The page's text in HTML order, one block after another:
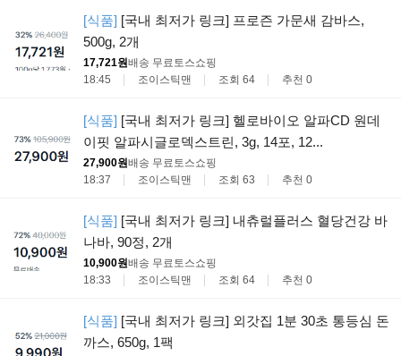
[식품] [국내 최저가 링크] 프로즌 가문새 감바스,
500g, 2개
17,721원배송 무료토스쇼핑
18:45
조이스틱맨 조회 64 추천 0
[식품] [국내 최저가 링크] 헬로바이오 알파CD 원데
이핏 알파시글로덱스트린, 3g, 14포, 12...
27,900원배송 무료토스쇼핑
18:37
조이스틱맨 조회 63 추천 0
[식품] [국내 최저가 링크] 내츄럴플러스 혈당건강 바
나바, 90정, 2개
10,900원배송 무료토스쇼핑
18:33
조이스틱맨 조회 64 추천 0
[식품] [국내 최저가 링크] 외갓집 1분 30초 통등심 돈
까스, 650g, 1팩